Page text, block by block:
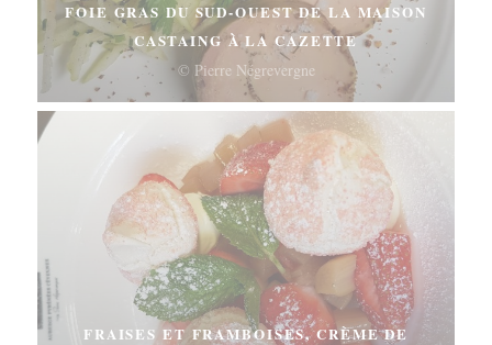
FOIE GRAS DU SUD-OUEST DE LA MAISON
CASTAING À LA CAZETTE
© Pierre Négrevergne
FRAISES ET FRAMBOISES, CRÈME DE